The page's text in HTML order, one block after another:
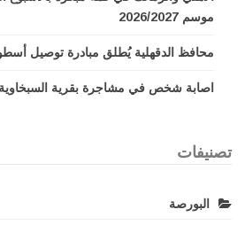
موسم 2026/2027
محافظ الدقهلية يُطلق مبادرة توصيل
اصابة شخص في مشاجرة بقرية السبخاوية
تصنيفات
البورصة